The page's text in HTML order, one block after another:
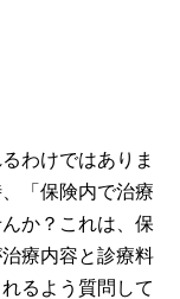
わけではありま
「保険内で治療
か？これは、保
療内容と診療料
るよう質問して